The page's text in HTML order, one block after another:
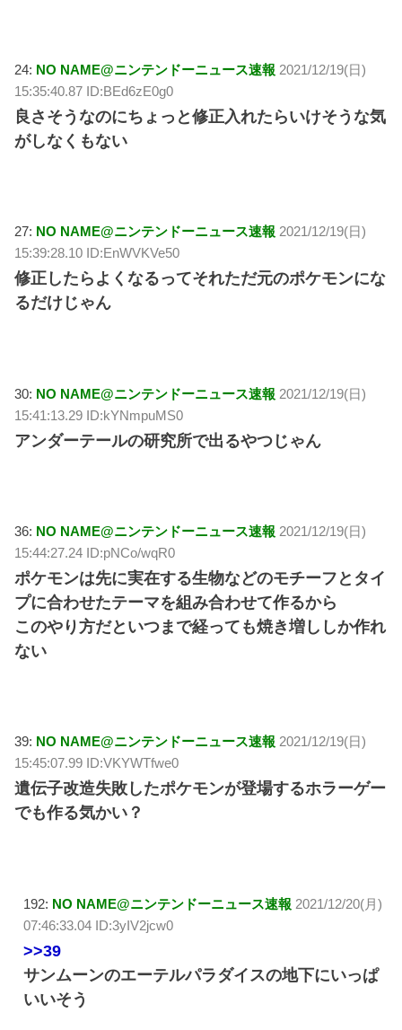
24: NO NAME@ニンテンドーニュース速報 2021/12/19(日)
15:35:40.87 ID:BEd6zE0g0
良さそうなのにちょっと修正入れたらいけそうな気
がしなくもない
27: NO NAME@ニンテンドーニュース速報 2021/12/19(日)
15:39:28.10 ID:EnWVKVe50
修正したらよくなるってそれただ元のポケモンにな
るだけじゃん
30: NO NAME@ニンテンドーニュース速報 2021/12/19(日)
15:41:13.29 ID:kYNmpuMS0
アンダーテールの研究所で出るやつじゃん
36: NO NAME@ニンテンドーニュース速報 2021/12/19(日)
15:44:27.24 ID:pNCo/wqR0
ポケモンは先に実在する生物などのモチーフとタイ
プに合わせたテーマを組み合わせて作るから
このやり方だといつまで経っても焼き増ししか作れ
ない
39: NO NAME@ニンテンドーニュース速報 2021/12/19(日)
15:45:07.99 ID:VKYWTfwe0
遺伝子改造失敗したポケモンが登場するホラーゲー
でも作る気かい？
192: NO NAME@ニンテンドーニュース速報 2021/12/20(月)
07:46:33.04 ID:3yIV2jcw0
>>39
サンムーンのエーテルパラダイスの地下にいっぱ
いいそう